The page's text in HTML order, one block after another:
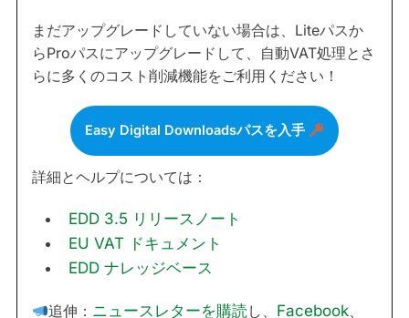
まだアップグレードしていない場合は、Liteパスか
らProパスにアップグレードして、自動VAT処理とさ
らに多くのコスト削減機能をご利用ください！
Easy Digital Downloadsパスを入手
詳細とヘルプについては：
EDD 3.5 リリースノート
EU VAT ドキュメント
EDD ナレッジベース
追伸： ニュースレターを購読 し、 Facebook